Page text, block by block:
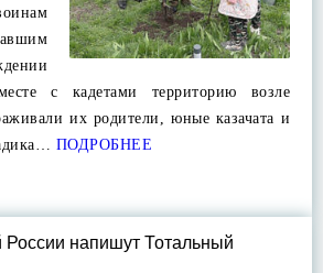
с кадетами территорию возле
их родители, юные казачата и
ПОДРОБНЕЕ
России напишут Тотальный